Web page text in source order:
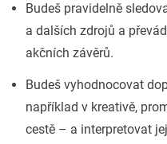
Budeš pravidelně
a dalších zdrojů a
akčních závěrů.
Budeš vyhodnocovat
například v kreativě,
cestě – a interpretovat